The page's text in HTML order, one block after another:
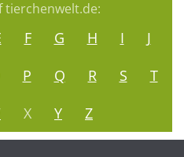
tierchenwelt.de:
F G H I
J
P Q R S
T
X Y Z